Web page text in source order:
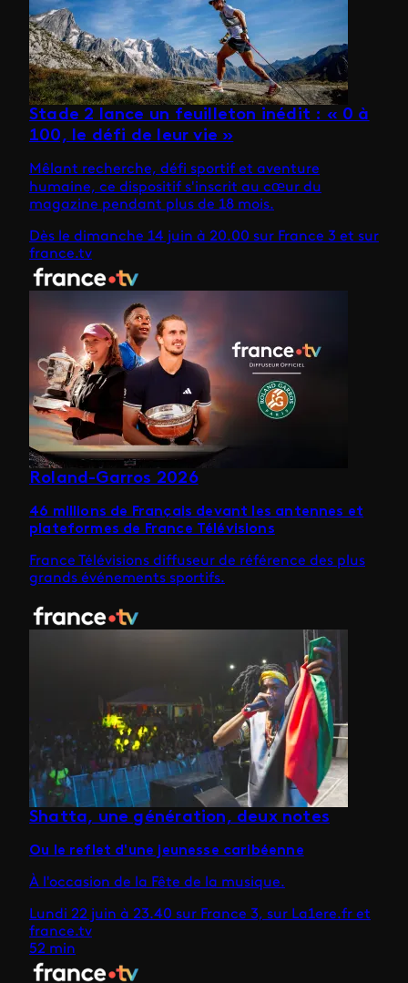
Stade 2 lance un feuilleton inédit : « 0 à
100, le défi de leur vie »
Mêlant recherche, défi sportif et aventure
humaine, ce dispositif s'inscrit au cœur du
magazine pendant plus de 18 mois.
Dès le dimanche 14 juin à 20.00 sur France 3 et sur
france.tv
Roland-Garros 2026
46 millions de Français devant les antennes et
plateformes de France Télévisions
France Télévisions diffuseur de référence des plus
grands événements sportifs.
Shatta, une génération, deux notes
Ou le reflet d'une jeunesse caribéenne
À l'occasion de la Fête de la musique.
Lundi 22 juin à 23.40 sur France 3, sur La1ere.fr et
france.tv
52 min